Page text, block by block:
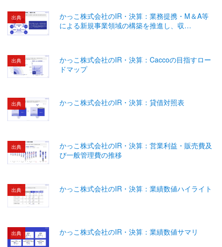
出典
かっこ株式会社のIR・決算：業務提携・M＆A等
による新規事業領域の構築を推進し、収…
出典
かっこ株式会社のIR・決算：Caccoの目指すロー
ドマップ
出典 かっこ株式会社のIR・決算：貸借対照表
出典
かっこ株式会社のIR・決算：営業利益・販売費及
び一般管理費の推移
出典 かっこ株式会社のIR・決算：業績数値ハイライト
出典 かっこ株式会社のIR・決算：業績数値サマリ